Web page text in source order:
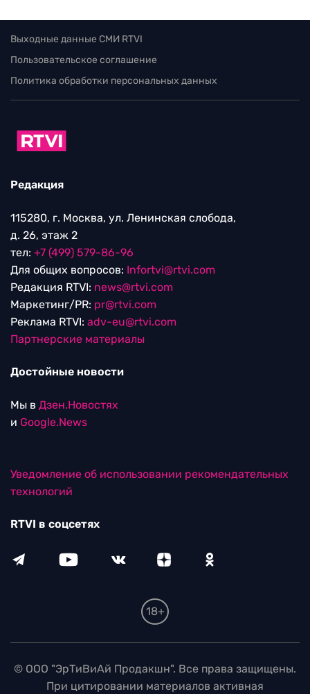
Выходные данные СМИ RTVI
Пользовательское соглашение
Политика обработки персональных данных
Редакция
115280, г. Москва, ул. Ленинская слобода,
д. 26, этаж 2
тел: +7 (499) 579-86-96
Для общих вопросов: Infortvi@rtvi.com
Редакция RTVI: news@rtvi.com
Маркетинг/PR: pr@rtvi.com
Реклама RTVI: adv-eu@rtvi.com
Партнерские материалы
Достойные новости
Мы в Дзен.Новостях
и Google.News
Уведомление об использовании рекомендательных
технологий
RTVI в соцсетях
18+
© ООО "ЭрТиВиАй Продакшн". Все права защищены.
При цитировании материалов активная